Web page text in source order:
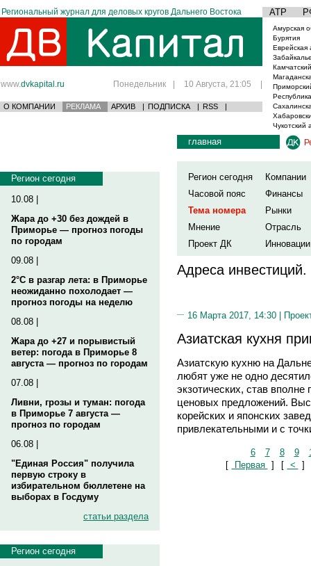
Региональный журнал для деловых кругов Дальнего Востока АТР
www.dvkapital.ru Понедельник | 10 Августа, 21:05 |
О КОМПАНИИ РЕКЛАМА АРХИВ | ПОДПИСКА | RSS |
Амурская
Бурятия
Еврейская
Чукотский
Регион сегодня
10.08 |
Жара до +30 без дождей в
Приморье — прогноз погоды
по городам
09.08 |
2°C в разгар лета: в Приморье
неожиданно похолодает —
прогноз погоды на неделю
08.08 |
Жара до +27 и порывистый
ветер: погода в Приморье 8
августа — прогноз по городам
07.08 |
Ливни, грозы и туман: погода
в Приморье 7 августа —
прогноз по городам
06.08 |
"Единая Россия" получила
первую строку в
избирательном бюллетене на
выборах в Госдуму
статьи раздела
Регион сегодня
главная
Регион сегодня
Компании
Часовой пояс
Финансы
Тема номера
Рынки
Мнение
Отрасль
Проект ДК
Инновации
Адреса
16 Марта 2017, 14:30 |
Азиатская кухня
Азиатскую кухню на
любят уже не одно
экзотических, став
ценовых предложений.
корейских и японских
привлекательными и с
6 7 8 9
[
Первая ] [ < ]